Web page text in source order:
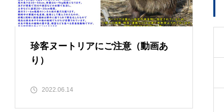
珍客ヌートリアにご注意（動画あ
り）
2022.06.14